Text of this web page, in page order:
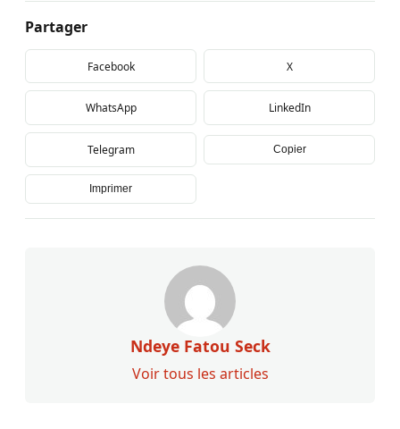
Partager
Facebook X
WhatsApp LinkedIn
Telegram Copier
Imprimer
Ndeye Fatou Seck
Voir tous les articles